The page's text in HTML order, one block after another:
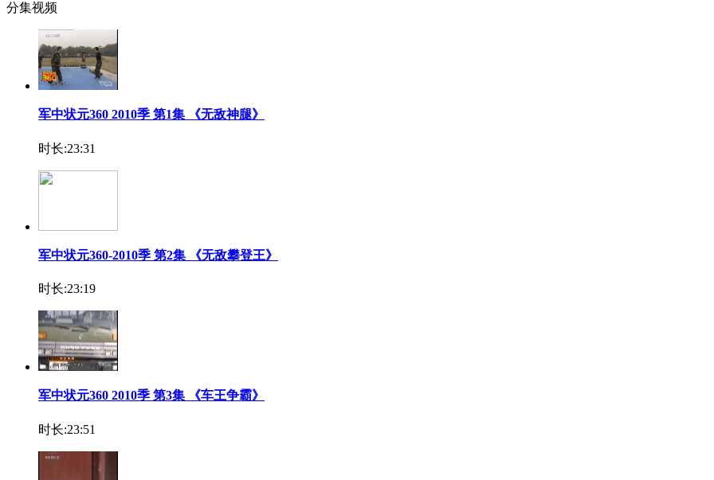
分集视频
军中状元360 2010季 第1集 《无敌神腿》
时长:23:31
军中状元360-2010季 第2集 《无敌攀登王》
时长:23:19
军中状元360 2010季 第3集 《车王争霸》
时长:23:51